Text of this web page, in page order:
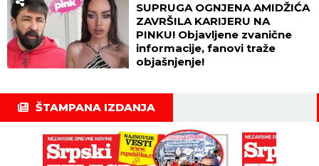
SUPRUGA OGNJENA AMIDŽIĆA
ZAVRŠILA KARIJERU NA
PINKU! Objavljene zvanične
informacije, fanovi traže
objašnjenje!
ŠTAMPANA IZDANJA